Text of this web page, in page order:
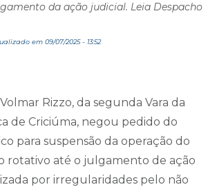
da ação judicial. Leia Despacho
em 09/07/2025 - 13:52
Rizzo, da segunda Vara da
de Criciúma, negou pedido do
para suspensão da operação do
rotativo até o julgamento de ação
por irregularidades pelo não